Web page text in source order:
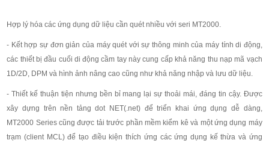
Hợp lý hóa các ứng dụng dữ liệu cần quét nhiều với seri MT2000.
- Kết hợp sự đơn giản của máy quét với sự thông minh của máy tính di động,
các thiết bị đầu cuối di động cầm tay này cung cấp khả năng thu nạp mã vạch
1D/2D, DPM và hình ảnh nâng cao cũng như khả năng nhập và lưu dữ liệu.
- Thiết kế thuận tiện nhưng bền bỉ mang lại sự thoải mái, đáng tin cậy. Được
xây dựng trên nền tảng dot NET(.net) để triển khai ứng dụng dễ dàng,
MT2000 Series cũng được tải trước phần mềm kiểm kê và một ứng dụng máy
trạm (client MCL) để tạo điều kiện thích ứng các ứng dụng kế thừa và ứng